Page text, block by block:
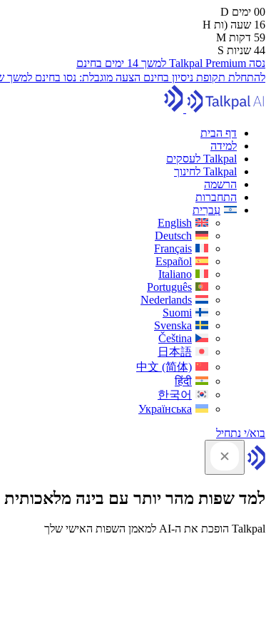
00 ימים D
16 שעה (ות H
59 דקות M
43 שניות S
נסה Talkpal Premium למשך 14 ימים בחינם
להתחלת תקופת ניסיון בחינם הצעה מוגבלת: נסו בחינם למשך
דף הבית
למידה
Talkpal לעסקים
Talkpal לחינוך
הרשמה
התחברות
עִברִית
English
Deutsch
Français
Español
Italiano
Português
Nederlands
Suomi
Svenska
Čeština
日本語
中文 (简体)
हिंदी
한국어
Українська
בוא/י נתחיל
למד שפות מהר יותר עם בינה מלאכותית
Talkpal הופכת את ה-AI למאמן השפות האישי שלך